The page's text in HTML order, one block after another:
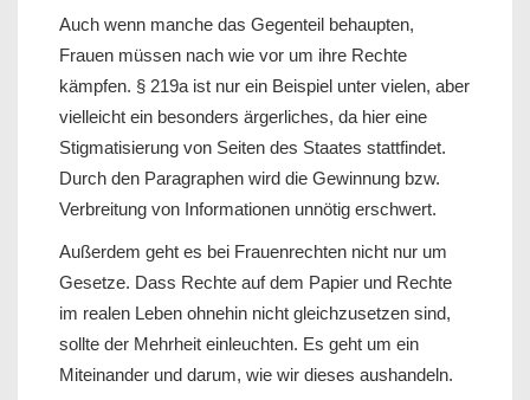
Auch wenn manche das Gegenteil behaupten,
Frauen müssen nach wie vor um ihre Rechte
kämpfen. § 219a ist nur ein Beispiel unter vielen, aber
vielleicht ein besonders ärgerliches, da hier eine
Stigmatisierung von Seiten des Staates stattfindet.
Durch den Paragraphen wird die Gewinnung bzw.
Verbreitung von Informationen unnötig erschwert.
Außerdem geht es bei Frauenrechten nicht nur um
Gesetze. Dass Rechte auf dem Papier und Rechte
im realen Leben ohnehin nicht gleichzusetzen sind,
sollte der Mehrheit einleuchten. Es geht um ein
Miteinander und darum, wie wir dieses aushandeln.